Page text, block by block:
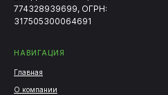
774328939699, ОГРН:
317505300064691
НАВИГАЦИЯ
Главная
О компании